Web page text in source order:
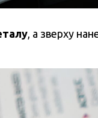
, а зверху